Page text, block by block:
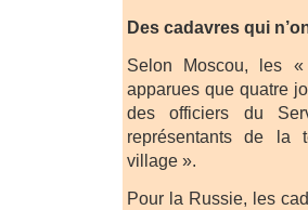
Des cadavres qui
Selon Moscou, les
apparues que quatre
des officiers du
représentants de la
village ».
Pour la Russie, les